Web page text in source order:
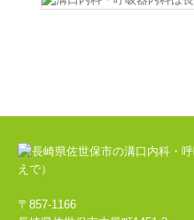
〒857-1166